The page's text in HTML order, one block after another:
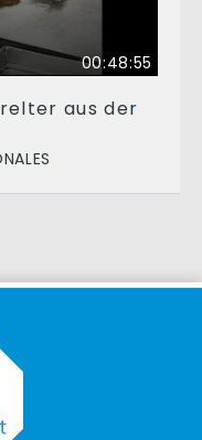
00:48:55
aus der